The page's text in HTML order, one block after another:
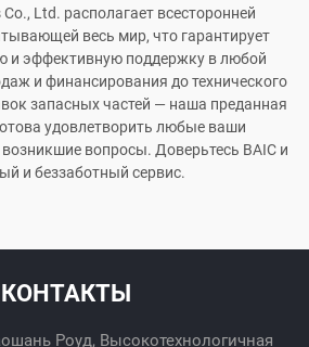
Ltd. располагает всесторонней
весь мир, что гарантирует
и эффективную поддержку в любой
и финансирования до технического
запасных частей — наша преданная
удовлетворить любые ваши
вопросы. Доверьтесь BAIC и
и беззаботный сервис.
КОНТАКТЫ
Роуд, Высокотехнологичная